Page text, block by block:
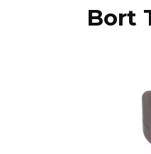
Bort